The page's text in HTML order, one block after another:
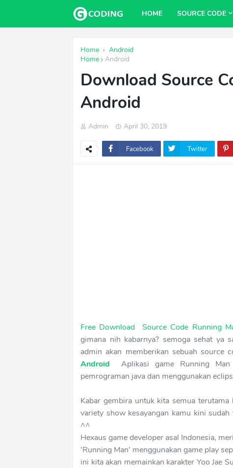
HOME SOURCE CODE
Home › Android
Home
Android
Download Source
Android
Admin April 30, 2019
Facebook Twitter
Free Download Source Code Running
gimana nih kabarnya? semoga sehat ya
admin akan memberikan sebuah source
Android
Aplikasi game Running Man
pemrograman java dan menggunakan
Kabar gembira untuk kita semua
variety show kesayangan kamu kini
^^
Hexaus game developer asal Indonesia,
'Running Man' menggunakan game play
ini kita akan memainkan karakter Yoo Jae